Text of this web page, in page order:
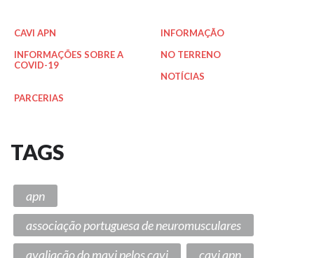
CAVI APN
INFORMAÇÃO
INFORMAÇÕES SOBRE A
COVID-19
NO TERRENO
NOTÍCIAS
PARCERIAS
TAGS
apn
associação portuguesa de neuromusculares
avaliação do mavi pelos cavi
cavi apn